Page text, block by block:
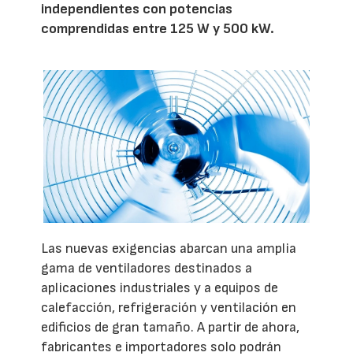
independientes con potencias
comprendidas entre 125 W y 500 kW.
Las nuevas exigencias abarcan una amplia
gama de ventiladores destinados a
aplicaciones industriales y a equipos de
calefacción, refrigeración y ventilación en
edificios de gran tamaño. A partir de ahora,
fabricantes e importadores solo podrán